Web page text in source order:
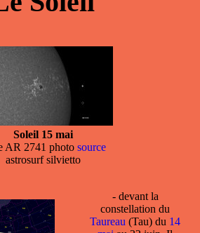
Soleil 15 mai
AR 2741 photo source
astrosurf silvietto
- devant la
constellation du
Taureau (Tau) du 14